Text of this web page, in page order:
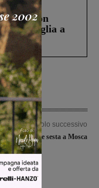
Castiglion
la figlia a
Articolo successivo
Russo chiude sesta a Mosca